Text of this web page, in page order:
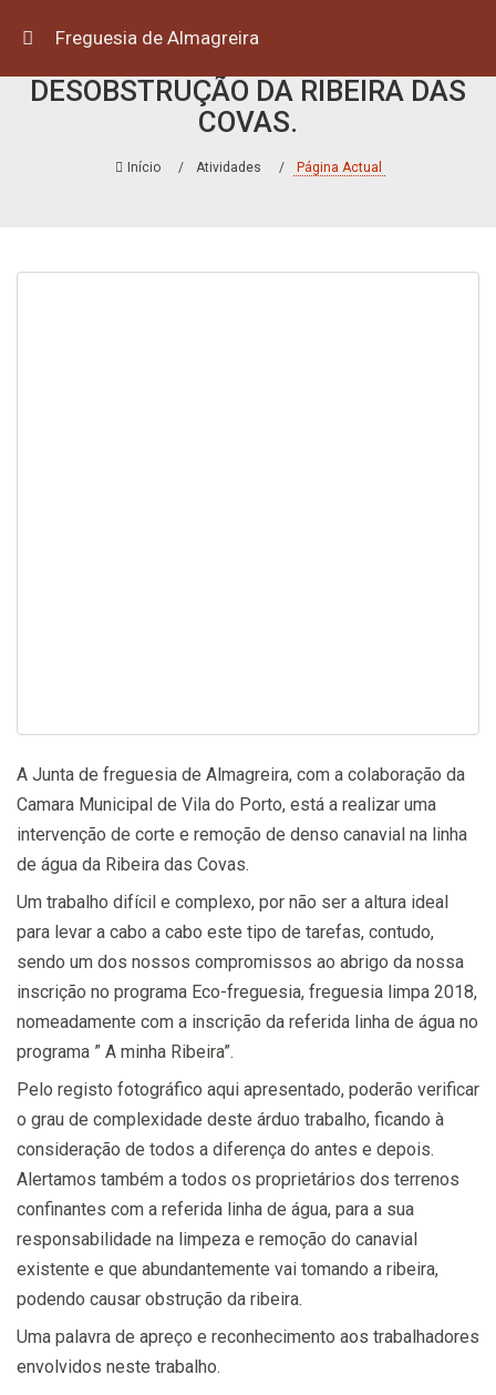
DESOBSTRUÇÃO DA RIBEIRA DAS
COVAS.
Início Atividades Página Actual
A Junta de freguesia de Almagreira, com a colaboração da
Camara Municipal de Vila do Porto, está a realizar uma
intervenção de corte e remoção de denso canavial na linha
de água da Ribeira das Covas.
Um trabalho difícil e complexo, por não ser a altura ideal
para levar a cabo a cabo este tipo de tarefas, contudo,
sendo um dos nossos compromissos ao abrigo da nossa
inscrição no programa Eco-freguesia, freguesia limpa 2018,
nomeadamente com a inscrição da referida linha de água no
programa ” A minha Ribeira”.
Pelo registo fotográfico aqui apresentado, poderão verificar
o grau de complexidade deste árduo trabalho, ficando à
consideração de todos a diferença do antes e depois.
Alertamos também a todos os proprietários dos terrenos
confinantes com a referida linha de água, para a sua
responsabilidade na limpeza e remoção do canavial
existente e que abundantemente vai tomando a ribeira,
podendo causar obstrução da ribeira.
Uma palavra de apreço e reconhecimento aos trabalhadores
envolvidos neste trabalho.
Freguesia de Almagreira